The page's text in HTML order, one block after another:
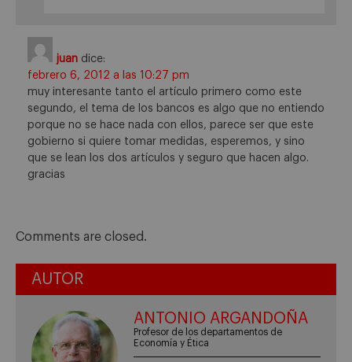
juan dice:
febrero 6, 2012 a las 10:27 pm
muy interesante tanto el artículo primero como este
segundo, el tema de los bancos es algo que no entiendo
porque no se hace nada con ellos, parece ser que este
gobierno si quiere tomar medidas, esperemos, y sino
que se lean los dos artículos y seguro que hacen algo.
gracias
Comments are closed.
AUTOR
ANTONIO ARGANDOÑA
Profesor de los departamentos de
Economía y Ética